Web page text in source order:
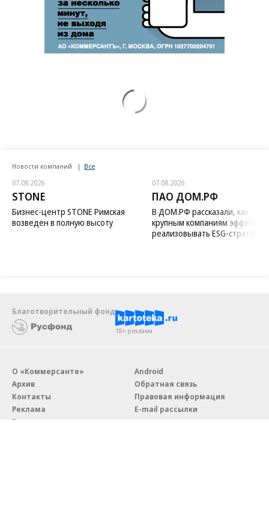
Новости компаний Все
07.08.2026
STONE
Бизнес-центр STONE Римская
возведен в полную высоту
07.08.2026
ПАО ДОМ.РФ
В ДОМ.РФ рассказали, как
крупным компаниям
реализовывать ESG-стратегию
Благотворительный фонд
18+ реклама
О «Коммерсанте»
Архив
Контакты
Реклама
Вакансии
Android
Обратная связь
Правовая информация
E-mail рассылки